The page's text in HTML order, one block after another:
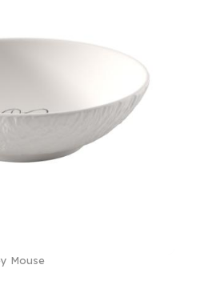
Mouse